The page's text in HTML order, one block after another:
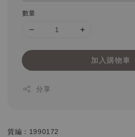
數量
加入購物車
分享
貨編：1990172